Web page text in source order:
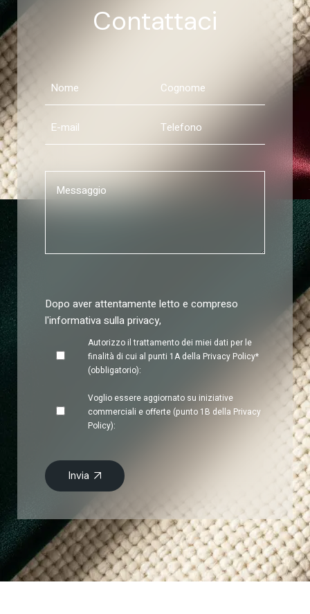
Contattaci
Dopo aver attentamente letto e compreso
l'informativa sulla privacy,
Autorizzo il trattamento dei miei dati per le
finalità di cui al punti 1A della Privacy Policy*
(obbligatorio):
Voglio essere aggiornato su iniziative
commerciali e offerte (punto 1B della Privacy
Policy):
Invia